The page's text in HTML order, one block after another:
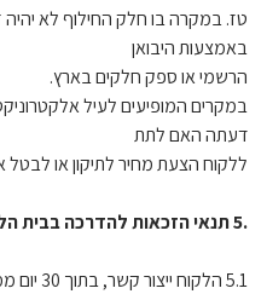
טז. במקרה בו חלק החילוף לא יהיה
באמצעות היבואן
הרשמי או ספק חלקים בארץ.
במקרים המופיעים לעיל
דעתה האם לתת
ללקוח הצעת מחיר לתיקון או לבטל
.5 תנאי הזכאות להדרכה בבית הלקוח
5.1